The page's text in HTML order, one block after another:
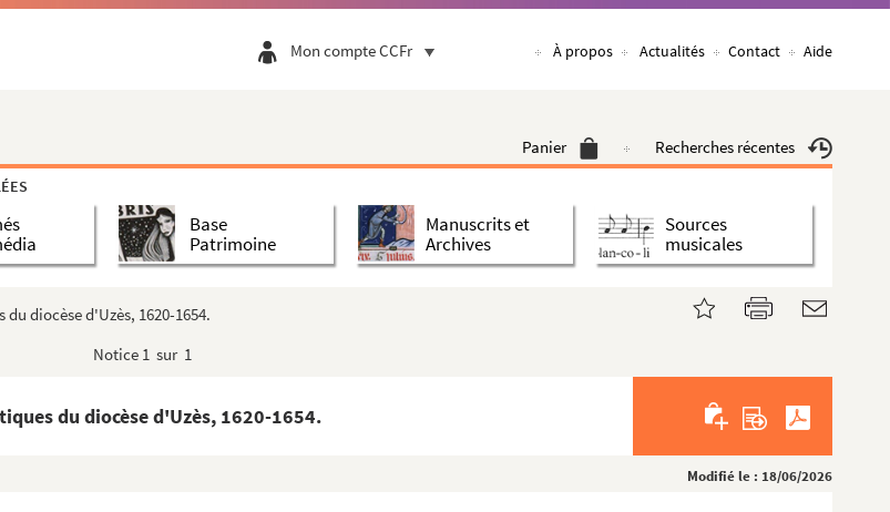
Mon compte CCFr À propos Actualités Contact Aide
Panier Recherches récentes
Base
Patrimoine
Manuscrits et
Archives
Sources
musicales
diocèse d'Uzès, 1620-1654.
Notice 1 sur 1
du diocèse d'Uzès, 1620-1654.
Modifié le : 18/06/2026